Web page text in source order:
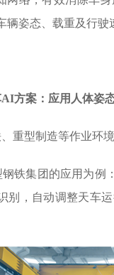
辆姿态、载重及行驶
AI方案：应用人体姿
重型制造等作业环
钢铁集团的应用为例
别，自动调整天车